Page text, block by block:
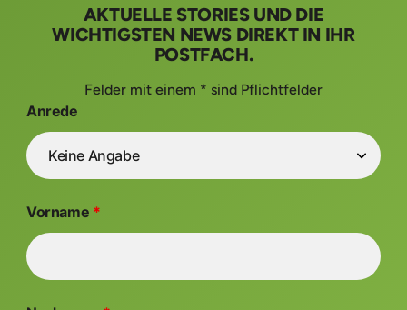
AKTUELLE STORIES UND DIE
WICHTIGSTEN NEWS DIREKT IN IHR
POSTFACH.
Felder mit einem * sind Pflichtfelder
Anrede
Vorname *